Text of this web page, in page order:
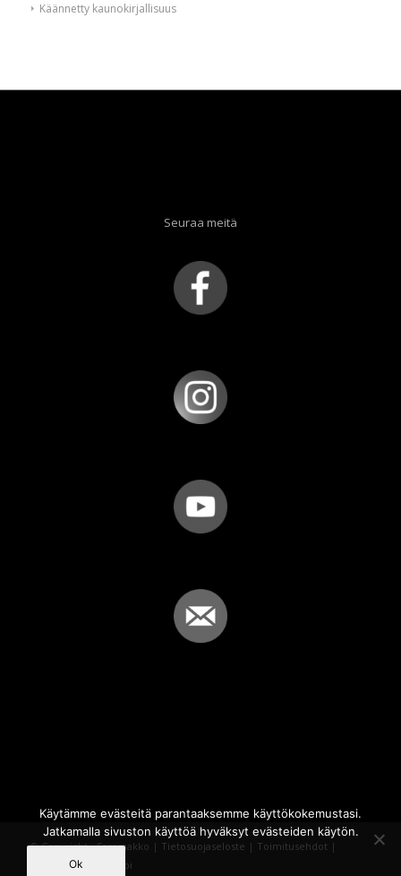
Käännetty kaunokirjallisuus
Seuraa meitä
© Copyright - Sammakko | Tietosuojaseloste | Toimitusehdot |
Powered by
iQWebbi
Käytämme evästeitä parantaaksemme käyttökokemustasi.
Jatkamalla sivuston käyttöä hyväksyt evästeiden käytön.
Ok